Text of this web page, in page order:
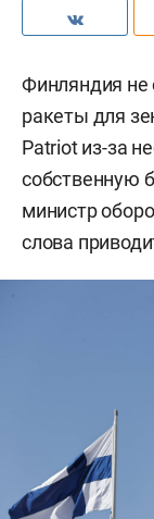
Финляндия не
ракеты для
Patriot из-за
собственную
министр
слова